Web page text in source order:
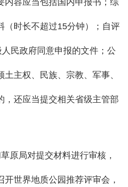
内容应当包括国内申报书；综
（时长不超过15分钟）；自评
民政府同意申报的文件；公
主权、民族、宗教、军事、
，还应当提交相关省级主管部
原局对提交材料进行审核，
世界地质公园推荐评审会，